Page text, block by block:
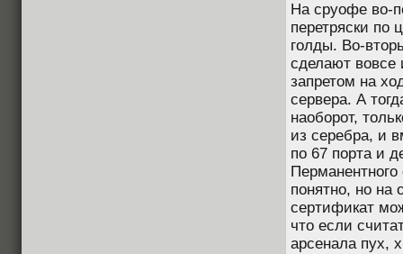
На сруофе во-
перетряски по
голды. Во-
сделают вовсе
запретом на
сервера. А
наоборот,
из серебра, и
по 67 порта и
понятно, но на
сертификат
что если
арсенала пух,